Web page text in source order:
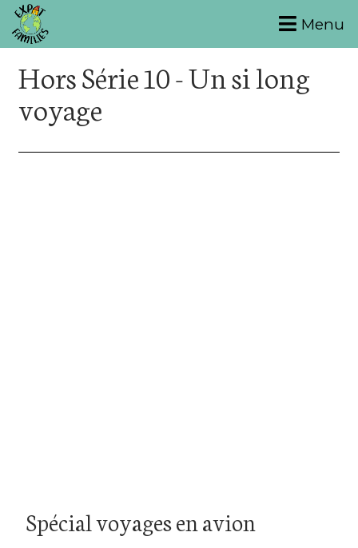
Menu
Hors Série 10 - Un si long
voyage
Spécial voyages en avion